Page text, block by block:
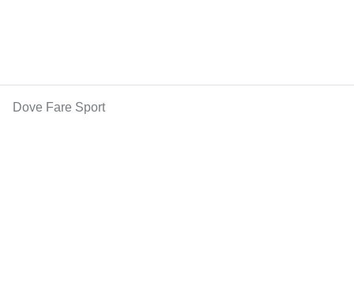
Dove Fare Sport